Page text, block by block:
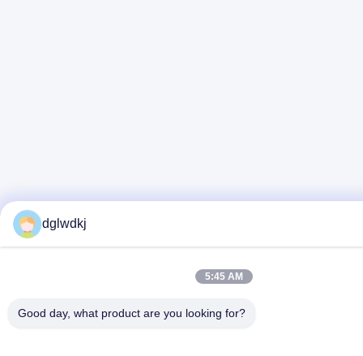
dglwdkj
5:45 AM
Good day, what product are you looking for?